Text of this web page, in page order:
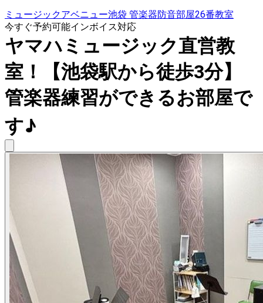
ミュージックアベニュー池袋 管楽器防音部屋26番教室
今すぐ予約可能インボイス対応
ヤマハミュージック直営教
室！【池袋駅から徒歩3分】
管楽器練習ができるお部屋で
す♪